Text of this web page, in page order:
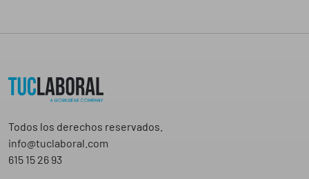
Todos los derechos reservados.
info@tuclaboral.com
615 15 26 93